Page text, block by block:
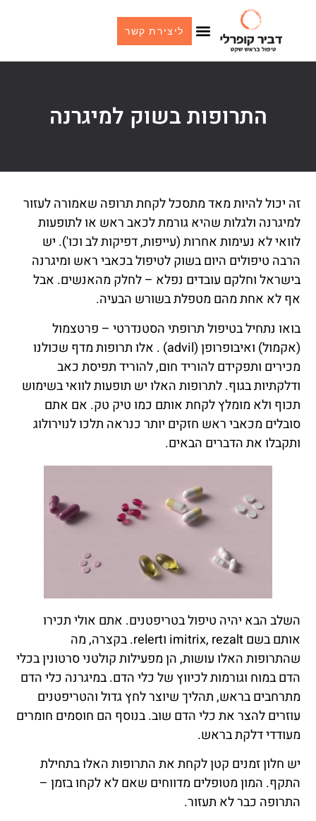
ליצירת קשר
התרופות בשוק למיגרנה
זה יכול להיות מאד מתסכל לקחת תרופה שאמורה לעזור
למיגרנה ולגלות שהיא גורמת לכאב ראש או לתופעות
לוואי לא נעימות אחרות (עייפות, דפיקות לב וכו'). יש
הרבה טיפולים היום בשוק לטיפול בכאבי ראש ומיגרנה
בישראל וחלקם עובדים נפלא – לחלק מהאנשים. אבל
אף לא אחת מהם מטפלת בשורש הבעיה.
בואו נתחיל בטיפול תרופתי הסטנדרטי – פרטצמול
(אקמול) ואיבופרופן (advil) . אלו תרופות מדף שכולנו
מכירים ותפקידם להוריד חום, להוריד תפיסת כאב
ודלקתיות בגוף. לתרופות האלו יש תופעות לוואי בשימוש
תכוף ולא מומלץ לקחת אותם כמו טיק טק. אם אתם
סובלים מכאבי ראש חזקים יותר כנראה תלכו לנוירולוג
ותקבלו את הדברים הבאים.
השלב הבא יהיה טיפול בטריפטנים. אתם אולי תכירו
אותם בשם imitrix, rezalt וrelert. בקצרה, מה
שהתרופות האלו עושות, הן מפעילות קולטני סרטונין בכלי
הדם במוח וגורמות לכיווץ של כלי הדם. במיגרנה כלי הדם
מתרחבים בראש, תהליך שיוצר לחץ גדול והטריפטנים
עוזרים להצר את כלי הדם שוב. בנוסף הם חוסמים חומרים
מעודדי דלקת בראש.
יש חלון זמנים קטן לקחת את התרופות האלו בתחילת
התקף. המון מטופלים מדווחים שאם לא לקחו בזמן –
התרופה כבר לא תעזור.